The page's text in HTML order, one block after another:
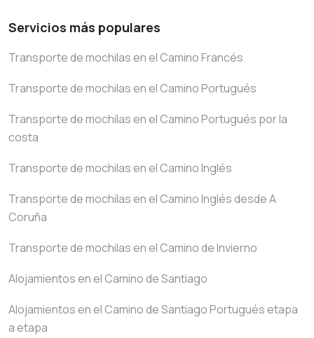
Servicios más populares
Transporte de mochilas en el Camino Francés
Transporte de mochilas en el Camino Portugués
Transporte de mochilas en el Camino Portugués por la
costa
Transporte de mochilas en el Camino Inglés
Transporte de mochilas en el Camino Inglés desde A
Coruña
Transporte de mochilas en el Camino de Invierno
Alojamientos en el Camino de Santiago
Alojamientos en el Camino de Santiago Portugués etapa
a etapa